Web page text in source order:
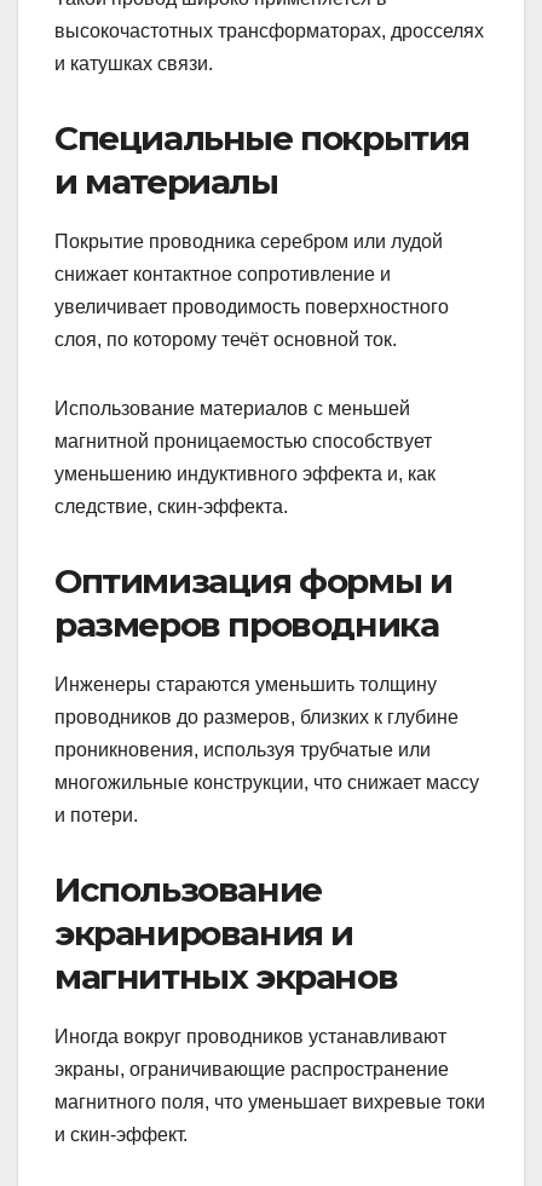
высокочастотных трансформаторах, дросселях
и катушках связи.
Специальные покрытия
и материалы
Покрытие проводника серебром или лудой
снижает контактное сопротивление и
увеличивает проводимость поверхностного
слоя, по которому течёт основной ток.
Использование материалов с меньшей
магнитной проницаемостью способствует
уменьшению индуктивного эффекта и, как
следствие, скин-эффекта.
Оптимизация формы и
размеров проводника
Инженеры стараются уменьшить толщину
проводников до размеров, близких к глубине
проникновения, используя трубчатые или
многожильные конструкции, что снижает массу
и потери.
Использование
экранирования и
магнитных экранов
Иногда вокруг проводников устанавливают
экраны, ограничивающие распространение
магнитного поля, что уменьшает вихревые токи
и скин-эффект.